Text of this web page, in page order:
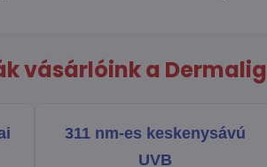
vásárlóink a
311 nm-es keskenysávú
UVB